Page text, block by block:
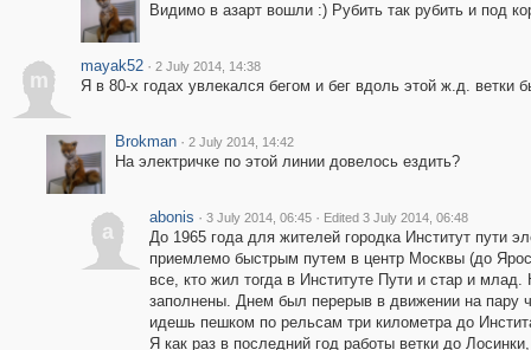
Видимо в азарт вошли :) Рубить так рубить и под
m
mayak52 · 2 July 2014, 14:38
Я в 80-х годах увлекался бегом и бег вдоль этой ж.д. ветки
Brokman · 2 July 2014, 14:42
На электричке по этой линии довелось ездить?
a
abonis · 3 July 2014, 06:45 · Edited 3 July 2014, 06:48
До 1965 года для жителей городка Институт пути
приемлемо быстрым путем в центр Москвы (до
все, кто жил тогда в Институте Пути и стар и
заполнены. Днем был перерыв в движении на пару
идешь пешком по рельсам три километра до
Я как раз в последний год работы ветки до